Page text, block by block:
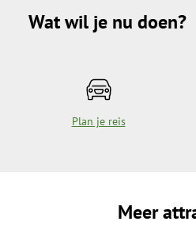
Wat wil je nu doen?
Plan je reis
Meer